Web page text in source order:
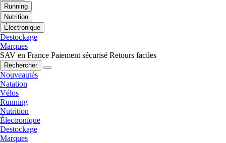
Running
Nutrition
Électronique
Destockage
Marques
SAV en France Paiement sécurisé Retours faciles
Rechercher
Nouveautés
Natation
Vélos
Running
Nutrition
Électronique
Destockage
Marques